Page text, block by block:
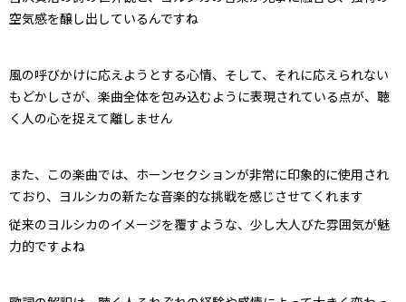
空気感を醸し出しているんですね
風の呼びかけに応えようとする心情、そして、それに応えられない
もどかしさが、楽曲全体を包み込むように表現されている点が、聴
く人の心を捉えて離しません
また、この楽曲では、ホーンセクションが非常に印象的に使用され
ており、ヨルシカの新たな音楽的な挑戦を感じさせてくれます
従来のヨルシカのイメージを覆すような、少し大人びた雰囲気が魅
力的ですよね